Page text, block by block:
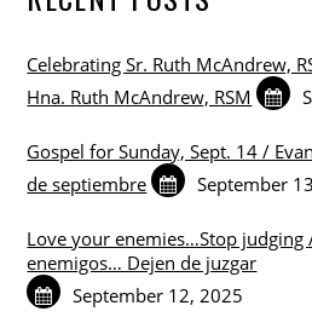
Celebrating Sr. Ruth McAndrew,
Hna. Ruth McAndrew, RSM
Gospel for Sunday, Sept. 14 /
de septiembre
September
Love your enemies…Stop judging
enemigos… Dejen de juzgar
September 12, 2025